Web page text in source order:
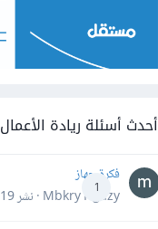
أحدث أسئلة ريادة الأعمال
1
فكرة جهاز
Mbkry Hgazy · نشر
19 أبريل